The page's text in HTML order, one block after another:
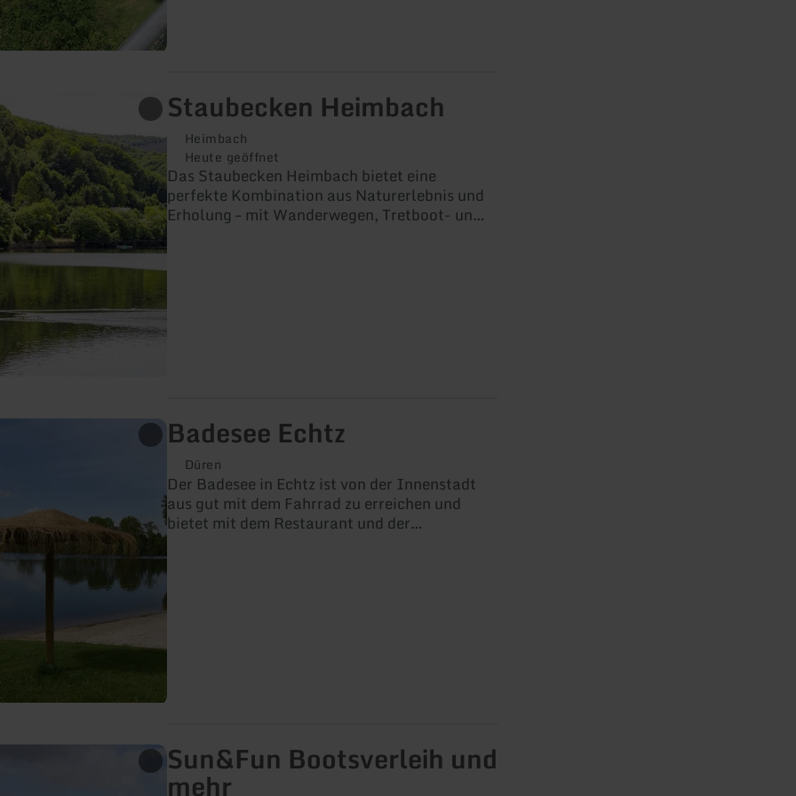
Staubecken Heimbach
Heimbach
Heute geöffnet
Das Staubecken Heimbach bietet eine
perfekte Kombination aus Naturerlebnis und
Erholung – mit Wanderwegen, Tretboot- und
Badesee Echtz
Düren
Der Badesee in Echtz ist von der Innenstadt
aus gut mit dem Fahrrad zu erreichen und
bietet mit dem Restaurant und der
Sun&Fun Bootsverleih und
mehr